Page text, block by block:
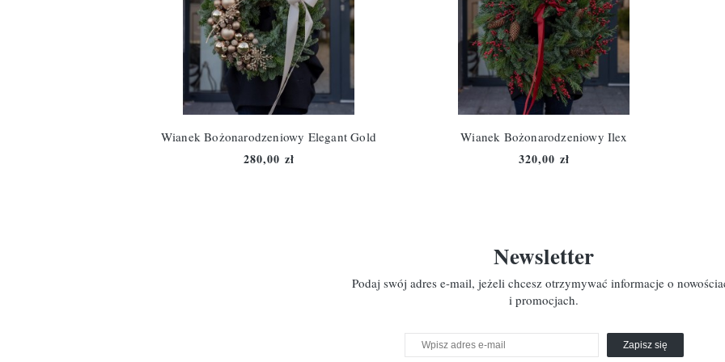
Wianek Bożonarodzeniowy Elegant Gold
280,00 zł
Wianek Bożonarodzeniowy Ilex
320,00 zł
Newsletter
Podaj swój adres e-mail, jeżeli chcesz otrzymywać informacje o
i promocjach.
Zapisz się